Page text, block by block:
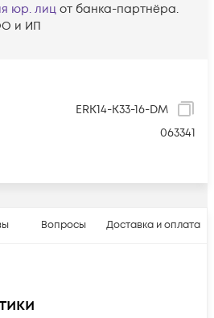
ERK14-K33-16-DM
063341
юр. лиц от банка-партнёра.
и ИП
Вопросы Доставка и оплата